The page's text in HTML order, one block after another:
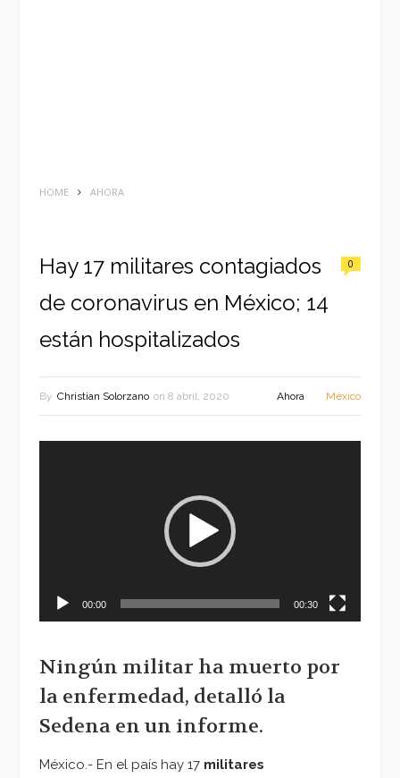
HOME AHORA
Hay 17 militares contagiados
de coronavirus en México; 14
están hospitalizados
0
By Christian Solorzano on 8 abril, 2020 Ahora México
00:00 00:30
Ningún militar ha muerto por
la enfermedad, detalló la
Sedena en un informe.
México.- En el país hay 17 militares